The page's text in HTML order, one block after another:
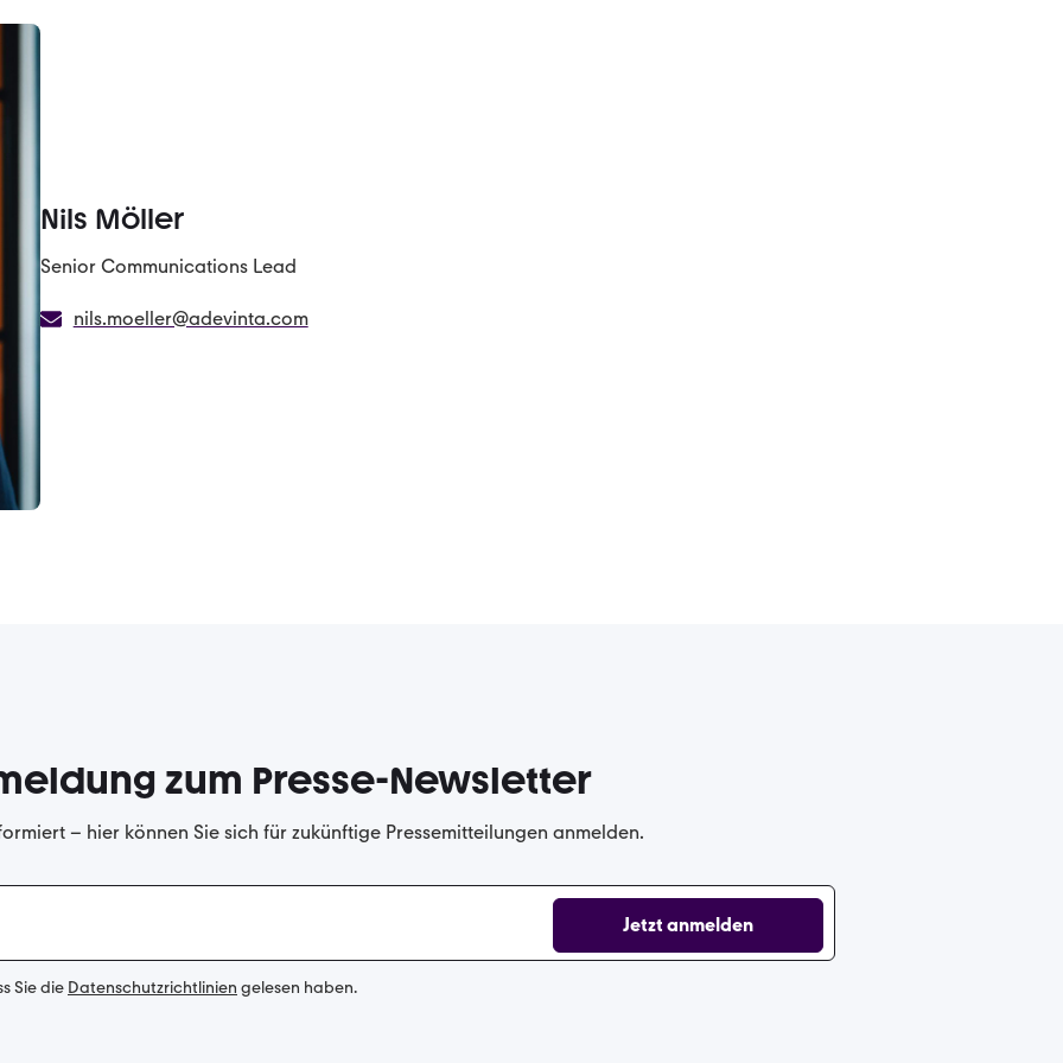
Nils Möller
Senior Communications Lead
nils.moeller@adevinta.com
zum Presse-Newsletter
– hier können Sie sich für zukünftige Pressemitteilungen anmelden.
Jetzt anmelden
Sie die Datenschutzrichtlinien gelesen haben.